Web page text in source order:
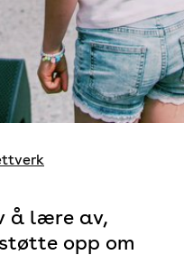
å lære av,
opp om